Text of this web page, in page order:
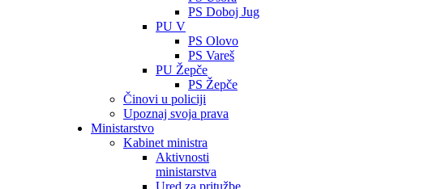
PS Doboj Jug
PU V
PS Olovo
PS Vareš
PU Žepče
PS Žepče
Činovi u policiji
Upoznaj svoja prava
Ministarstvo
Kabinet ministra
Aktivnosti
ministarstva
Ured za pritužbe